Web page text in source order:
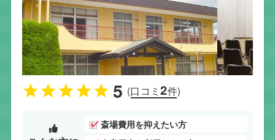
5 (口コミ2件)
斎場費用を抑えたい方